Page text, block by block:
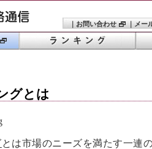
｜ お問い合わせ ｜ メー
グとは
とは市場のニーズを満たす一連